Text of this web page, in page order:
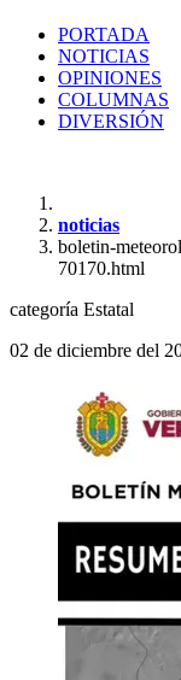
PORTADA
NOTICIAS
OPINIONES
COLUMNAS
DIVERSIÓN
noticias
boletin-
70170.html
categoría Estatal
02 de diciembre del